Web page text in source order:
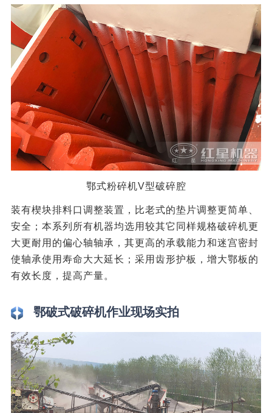
鄂式粉碎机V型破碎腔
装有楔块排料口调整装置，比老式的垫片调整更简单、
安全；本系列所有机器均选用较其它同样规格破碎机更
大更耐用的偏心轴轴承，其更高的承载能力和迷宫密封
使轴承使用寿命大大延长；采用齿形护板，增大鄂板的
有效长度，提高产量。
鄂破式破碎机作业现场实拍